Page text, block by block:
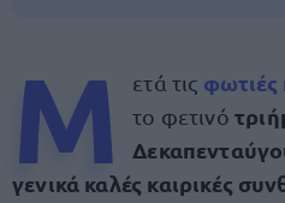
Μ ετά τις φωτιές
το φετινό
γενικά καλές καιρικές